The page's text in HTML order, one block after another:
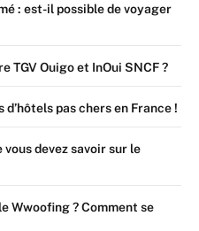
: est-il possible de voyager
TGV Ouigo et InOui SNCF ?
pas chers en France !
vous devez savoir sur le
Wwoofing ? Comment se